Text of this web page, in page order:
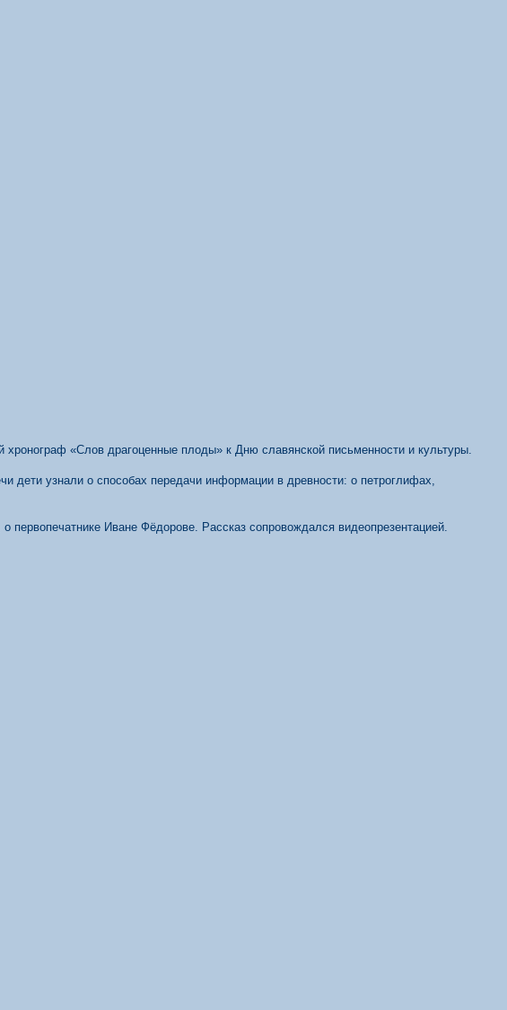
хронограф «Слов драгоценные плоды» к Дню славянской письменности и культуры.
дети узнали о способах передачи информации в древности: о петроглифах,
первопечатнике Иване Фёдорове. Рассказ сопровождался видеопрезентацией.